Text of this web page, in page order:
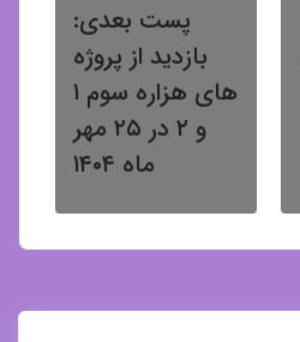
پست بعدی:
بازدید از پروژه
های هزاره سوم ۱
و ۲ در ۲۵ مهر
ماه ۱۴۰۴